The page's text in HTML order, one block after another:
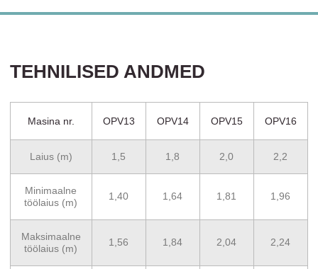
TEHNILISED ANDMED
Masina nr. OPV13 OPV14 OPV15 OPV16
Laius (m) 1,5 1,8 2,0 2,2
Minimaalne
töölaius (m)
1,40 1,64 1,81 1,96
Maksimaalne
töölaius (m)
1,56 1,84 2,04 2,24